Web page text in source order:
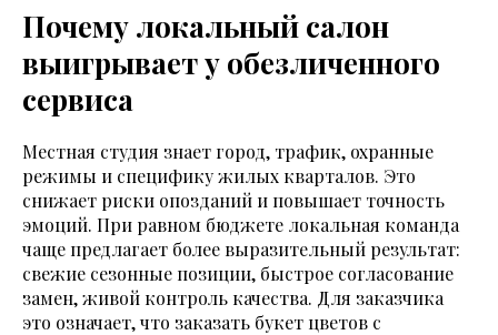
Почему локальный салон
выигрывает у обезличенного
сервиса
Местная студия знает город, трафик, охранные
режимы и специфику жилых кварталов. Это
снижает риски опозданий и повышает точность
эмоций. При равном бюджете локальная команда
чаще предлагает более выразительный результат:
свежие сезонные позиции, быстрое согласование
замен, живой контроль качества. Для заказчика
это означает, что заказать букет цветов с